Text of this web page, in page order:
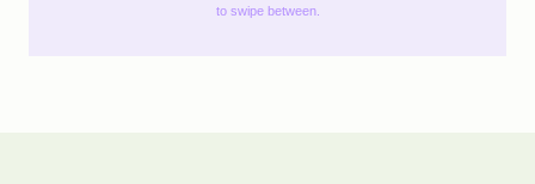
to swipe between.